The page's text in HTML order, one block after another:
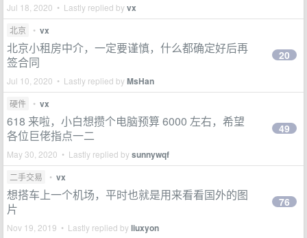
Jul 18, 2020 • Lastly replied byvx
北京 • vx
北京小租房中介，一定要谨慎，什么都确定好后再
签合同
Jul 10, 2020 • Lastly replied byMsHan
20
硬件 • vx
618 来啦，小白想攒个电脑预算 6000 左右，希望
各位巨佬指点一二
May 30, 2020 • Lastly replied bysunnywqf
49
二手交易 • vx
想搭车上一个机场，平时也就是用来看看国外的图
片
Nov 19, 2019 • Lastly replied byliuxyon
76